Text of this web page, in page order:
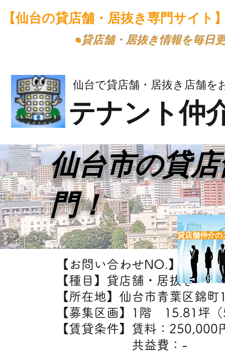
【仙台の貸店舗・居抜き専門サイト
​●貸店舗・居抜き情報を毎日
仙台で貸店舗・居抜き店舗を
テナント仲
【お問い合わせNO.】H7556
【種目】貸店舗・居抜き
【所在地】仙台市青葉区錦町
【募集区画】1階 15.81坪
【賃貸条件】賃料：
共益費
仙台市の貸
門！
貸店舗仲介の